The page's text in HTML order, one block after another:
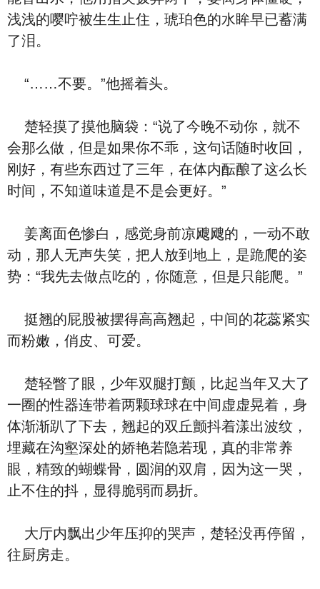
浅浅的嘤咛被生生止住，琥珀色的水眸早已蓄满
了泪。
“……不要。”他摇着头。
楚轻摸了摸他脑袋：“说了今晚不动你，就不
会那么做，但是如果你不乖，这句话随时收回，
刚好，有些东西过了三年，在体内酝酿了这么长
时间，不知道味道是不是会更好。”
姜离面色惨白，感觉身前凉飕飕的，一动不敢
动，那人无声失笑，把人放到地上，是跪爬的姿
势：“我先去做点吃的，你随意，但是只能爬。”
挺翘的屁股被摆得高高翘起，中间的花蕊紧实
而粉嫩，俏皮、可爱。
楚轻瞥了眼，少年双腿打颤，比起当年又大了
一圈的性器连带着两颗球球在中间虚虚晃着，身
体渐渐趴了下去，翘起的双丘颤抖着漾出波纹，
埋藏在沟壑深处的娇艳若隐若现，真的非常养
眼，精致的蝴蝶骨，圆润的双肩，因为这一哭，
止不住的抖，显得脆弱而易折。
大厅内飘出少年压抑的哭声，楚轻没再停留，
往厨房走。